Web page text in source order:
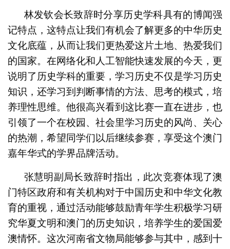
林发钦会长致辞时分享历史学科具有的博闻强
记特点，这特点让我们有机会了解更多的中华历史
文化底蕴，从而让我们更热爱这片土地、热爱我们
的国家。在网络化和人工智能快速发展的今天，更
说明了历史学科的重要，学习历史不仅是学习历史
知识，还学习到判断事情的方法、思考的模式，培
养理性思维。他很高兴看到这比赛一直在进步，也
引领了一个在校园、社会里学习历史的风尚、关心
的热潮，希望同学们以后继续参赛，享受这个澳门
嘉年华式的学界品牌活动。
张慧明副局长致辞时指出，此次竞赛体现了澳
门特区政府和有关机构对于中国历史和中华文化教
育的重视，通过活动能够鼓励青年学生积极学习研
究华夏文明和澳门的历史知识，培养学生的爱国爱
澳情怀。这次河南省文物局能够参与其中，感到十